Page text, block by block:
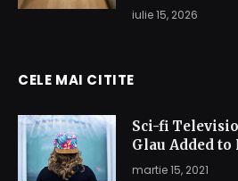
iulie 15, 2026
CELE MAI CITITE
Sci-fi
Glau Added to
martie 15, 2021